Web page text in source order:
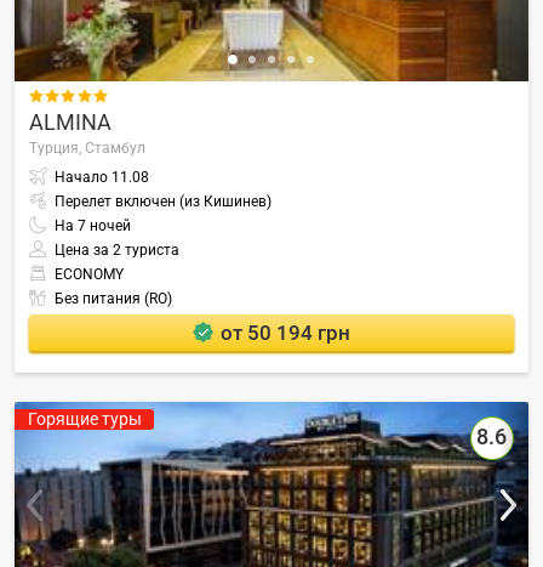

ALMINA
Турция, Стамбул
Начало 11.08
Перелет включен (из Кишинев)
На 7 ночей
Цена за 2 туриста
ECONOMY
Без питания (RO)
от 50 194 грн
Горящие туры
8.6